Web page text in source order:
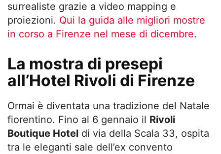
surrealiste grazie a video mapping e
proiezioni. Qui la guida alle migliori mostre
in corso a Firenze nel mese di dicembre.
La mostra di presepi
all’Hotel Rivoli di Firenze
Ormai è diventata una tradizione del Natale
fiorentino. Fino al 6 gennaio il Rivoli
Boutique Hotel di via della Scala 33, ospita
tra le eleganti sale dell’ex convento